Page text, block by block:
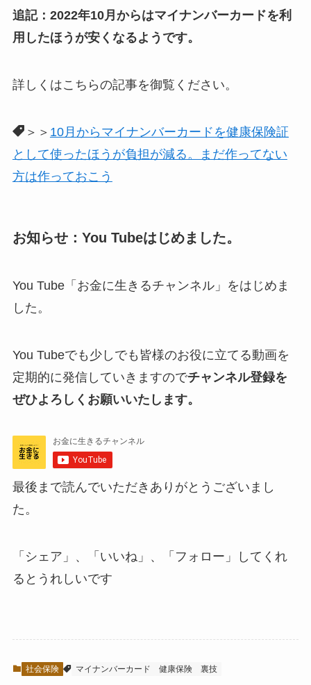
追記：2022年10月からはマイナンバーカードを利
用したほうが安くなるようです。
詳しくはこちらの記事を御覧ください。
＞＞ 10月からマイナンバーカードを健康保険証
として使ったほうが負担が減る。まだ作ってない
方は作っておこう
お知らせ：You Tubeはじめました。
You Tube「お金に生きるチャンネル」をはじめま
した。
You Tubeでも少しでも皆様のお役に立てる動画を
定期的に発信していきますのでチャンネル登録を
ぜひよろしくお願いいたします。
最後まで読んでいただきありがとうございまし
た。
「シェア」、「いいね」、「フォロー」してくれ
るとうれしいです
社会保険 マイナンバーカード 健康保険 裏技